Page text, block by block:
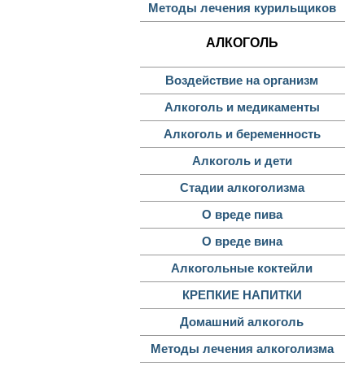
Методы лечения курильщиков
АЛКОГОЛЬ
Воздействие на организм
Алкоголь и медикаменты
Алкоголь и беременность
Алкоголь и дети
Стадии алкоголизма
О вреде пива
О вреде вина
Алкогольные коктейли
КРЕПКИЕ НАПИТКИ
Домашний алкоголь
Методы лечения алкоголизма